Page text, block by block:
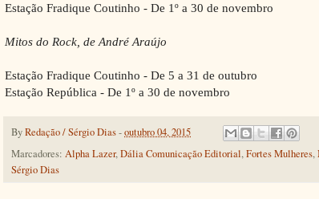
Estação Fradique Coutinho - De 1º a 30 de novembro
Mitos do Rock, de André Araújo
Estação Fradique Coutinho - De 5 a 31 de outubro
Estação República - De 1º a 30 de novembro
ByRedação / Sérgio Dias-outubro 04, 2015
Marcadores: Alpha Lazer,Dália Comunicação Editorial,Fortes Mulheres,
Sérgio Dias